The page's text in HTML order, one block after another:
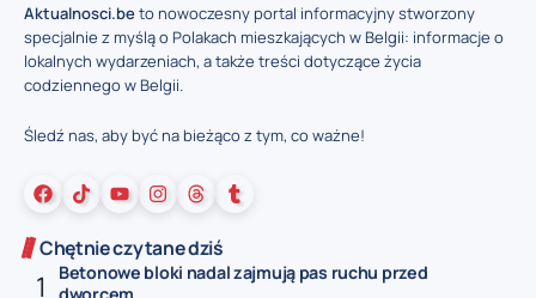
Aktualnosci.beto nowoczesny portal informacyjny stworzony
specjalnie z myślą o Polakach mieszkających w Belgii: informacje o
lokalnych wydarzeniach, a także treści dotyczące życia
codziennego w Belgii.
Śledź nas, aby być na bieżąco z tym, co ważne!
Chętnie czytane dziś
Betonowe bloki nadal zajmują pas ruchu przed